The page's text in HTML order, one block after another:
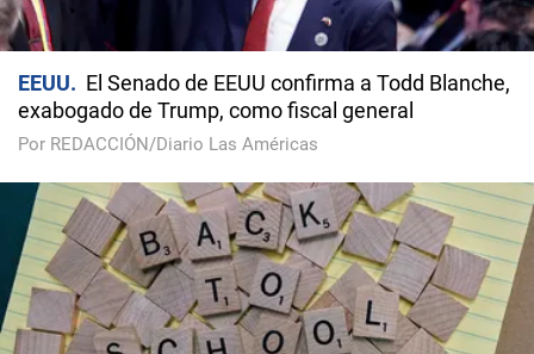
EEUU
El Senado de EEUU confirma a Todd Blanche,
exabogado de Trump, como fiscal general
Por REDACCIÓN/Diario Las Américas